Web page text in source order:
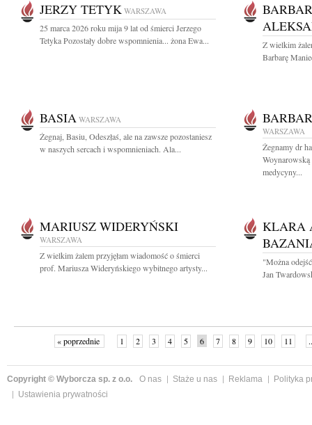
JERZY TETYK WARSZAWA
25 marca 2026 roku mija 9 lat od śmierci Jerzego
Tetyka Pozostały dobre wspomnienia... żona Ewa...
Z wielkim
Barbarę
BASIA WARSZAWA
Żegnaj, Basiu, Odeszłaś, ale na zawsze pozostaniesz
w naszych sercach i wspomnieniach. Ala...
WARSZAWA
Żegnamy dr
Woynarowską
medycyny...
MARIUSZ WIDERYŃSKI
WARSZAWA
Z wielkim żalem przyjęłam wiadomość o śmierci
prof. Mariusza Wideryńskiego wybitnego artysty...
KLARA
"Można
Jan
« poprzednie 1 2 3 4 5 6 7 8 9 10 11
Copyright © Wyborcza sp. z o.o. O nas Staże u nas Reklama
Polityka
Ustawienia prywatności